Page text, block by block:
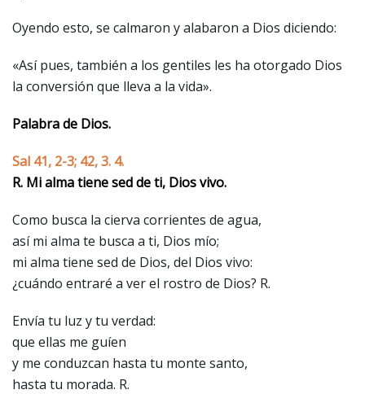
Oyendo esto, se calmaron y alabaron a Dios diciendo:
«Así pues, también a los gentiles les ha otorgado Dios
la conversión que lleva a la vida».
Palabra de Dios.
Sal 41, 2-3; 42, 3. 4.
R. Mi alma tiene sed de ti, Dios vivo.
Como busca la cierva corrientes de agua,
así mi alma te busca a ti, Dios mío;
mi alma tiene sed de Dios, del Dios vivo:
¿cuándo entraré a ver el rostro de Dios? R.
Envía tu luz y tu verdad:
que ellas me guíen
y me conduzcan hasta tu monte santo,
hasta tu morada. R.